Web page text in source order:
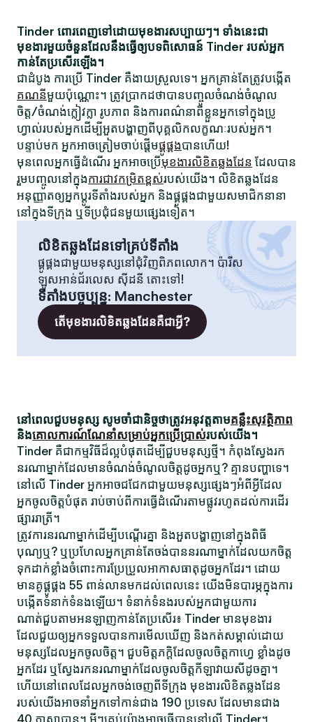
Tinder ពោរពេញទៅដោយមុខងារសប្បាយៗ។ ទាំងនេះជា
មុខងារមួយចំនួនដែលនឹងធ្វើឲ្យបទពិសោធន៍ Tinder របស់អ្នក
កាន់តែប្រសើរឡើង។
ជាដំបូង ការប្រើ Tinder គឺងាយស្រួលទេ។ អ្នកគ្រាន់តែត្រូវបង្កើត
គណនីមួយប៉ុណ្ណោះ។ ត្រូវប្រាកដថាបានបញ្ចូលចំណង់ចំណូល
ចិត្ត/ចំណង់ក្លៀវក្លា រូបភាព និងការពណ៌នាពីខ្លួនអ្នកទៅក្នុងប្រូ
ហ្វាល់របស់អ្នកដើម្បីអួតបង្ហាញពីបុគ្គលិកលក្ខណៈរបស់អ្នក។
បន្ទាប់មក អ្នកអាចត្រៀមចាប់ផ្តើមផ្គូផ្គងបានហើយ!
មុនពេលអ្នកធ្វើដំណើរ អ្នកអាចប្រើមុខងារលិខិតឆ្លងដែន ដែលបាន
រួមបញ្ចូលនៅក្នុងការជាវកម្រិតខ្ពស់របស់យើង។ លិខិតឆ្លងដែន
អនុញ្ញាតឲ្យអ្នកប្តូរទីតាំងរបស់អ្នក និងផ្គូផ្គងជាមួយសមាជិកនានា
នៅក្នុងទីក្រុង ឬទីប្រជុំជនមួយផ្សេងទៀត។
លិខិតឆ្លងដែនទៅគ្រប់ទីតាំង
ផ្គូផ្គងជាមួយមនុស្សនៅជុំវិញពិភពលោក។ ប៉ារីស
ឡូសអាន់ជ័រលេស ស៊ីដនី តោះទៅ!
ទីតាំងបច្ចុប្បន្ន: Manchester
តើមុខងារលិខិតឆ្លងដែនគឺជាអ្វី?
នៅពេលជួបមនុស្ស សូមចាំជានិច្ចថាត្រូវអនុវត្តតាមគន្លឹះសុវត្ថិភាព
និងគោលការណ៍ណែនាំសម្រាប់អ្នកប្រើប្រាស់របស់យើង។
Tinder គឺជាកម្មវិធីដ៏ល្អបំផុតដើម្បីជួបមនុស្សថ្មី។ កំពុងស្វែងរក
នរណាម្នាក់ដែលមានចំណង់ចំណូលចិត្តដូចអ្នកឬ? គ្មានបញ្ហាទេ។
នៅលើ Tinder អ្នកអាចជជែកជាមួយមនុស្សផ្សេងៗអំពីអ្វីដែល
អ្នកចូលចិត្តបំផុត រាប់ចាប់ពីការធ្វើដំណើរតាមផ្លូវរហូតដល់ការដើរ
ផ្សាររាត្រី។
ត្រូវការនរណាម្នាក់ដើម្បីបណ្តើរគ្នា និងអួតបង្ហាញនៅក្នុងពិធី
បុណ្យឬ? ឬប្រហែលអ្នកគ្រាន់តែចង់បាននរណាម្នាក់ដែលយកចិត្ត
ទុកដាក់ខ្លាំងចំពោះការប្រែប្រួលអាកាសធាតុដូចអ្នកដែរ។ ដោយ
មានគូផ្គូផ្គង 55 ពាន់លានមកដល់ពេលនេះ យើងមិនបារម្ភក្នុងការ
បង្កើតទំនាក់ទំនងឡើយ។ ទំនាក់ទំនងរបស់អ្នកជាមួយការ
ណាត់ជួបតាមអនឡាញកាន់តែប្រសើរ៖ Tinder មានមុខងារ
ដែលជួយឲ្យអ្នកទទួលបានការមើលឃើញ និងកត់សម្គាល់ដោយ
មនុស្សដែលអ្នកចូលចិត្ត។ ជួបមិត្តភក្តិដែលចូលចិត្តកាហ្វេ ខ្លាំងដូច
អ្នកដែរ ឬស្វែងរកនរណាម្នាក់ដែលចូលចិត្តកីឡាវាយសីដូចគ្នា។
ហើយនៅពេលដែលអ្នកចង់ចេញពីទីក្រុង មុខងារលិខិតឆ្លងដែន
របស់យើងអាចនាំអ្នកទៅកាន់ជាង 190 ប្រទេស ដែលមានជាង
40 ភាសាបាន។ អ្វីៗគ្រប់យ៉ាងអាចធ្វើបាននៅលើ Tinder។